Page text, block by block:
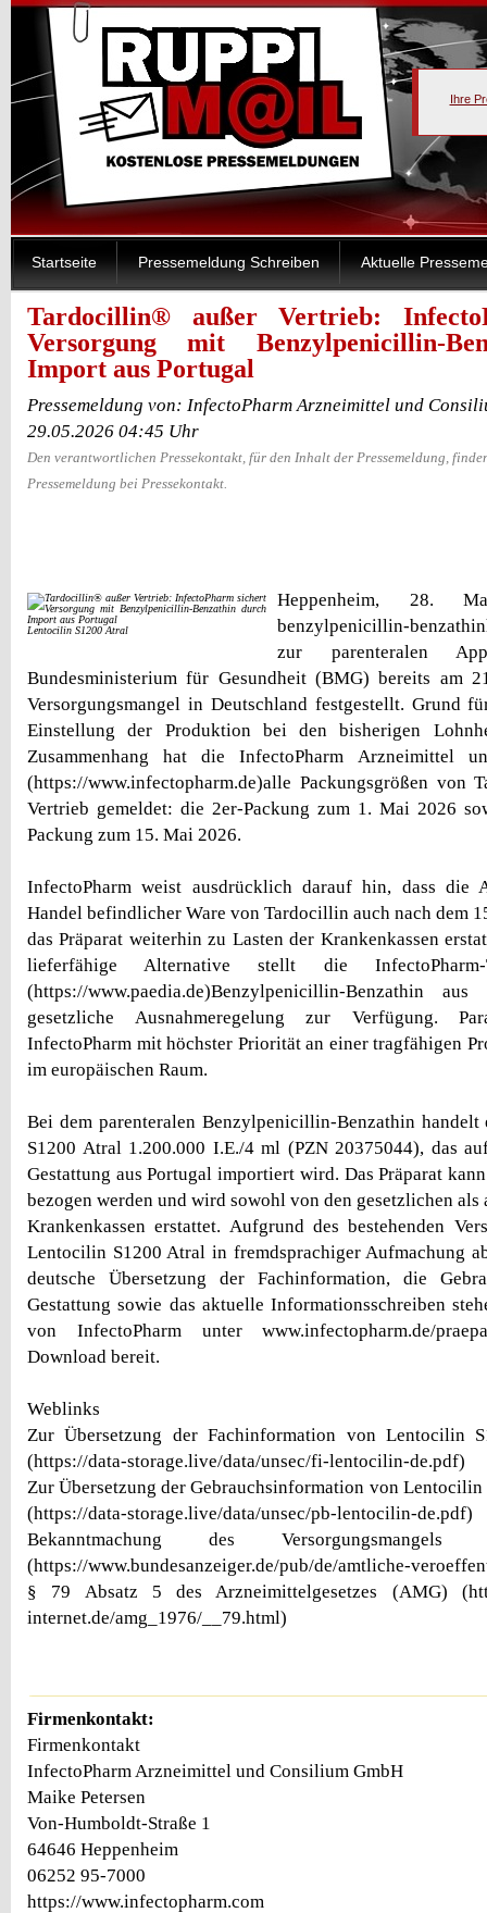
Ihre
Startseite Pressemeldung Schreiben Aktuelle
Tardocillin® außer Vertrieb:
Versorgung mit Benzylpenicillin-
Import aus Portugal
Pressemeldung von: InfectoPharm Arzneimittel und
29.05.2026 04:45 Uhr
Den verantwortlichen Pressekontakt, für den Inhalt der Pressemeldung,
Pressemeldung bei Pressekontakt.
Lentocilin S1200 Atral
Heppenheim, 28.
benzylpenicillin-
zur parenteralen
Bundesministerium für Gesundheit (BMG) bereits am
Versorgungsmangel in Deutschland festgestellt. Grund
Einstellung der Produktion bei den bisherigen
Zusammenhang hat die InfectoPharm Arzneimittel
(https://www.infectopharm.de)alle Packungsgrößen von
Vertrieb gemeldet: die 2er-Packung zum 1. Mai 2026
Packung zum 15. Mai 2026.
InfectoPharm weist ausdrücklich darauf hin, dass die
Handel befindlicher Ware von Tardocillin auch nach dem
das Präparat weiterhin zu Lasten der Krankenkassen
lieferfähige Alternative stellt die InfectoPharm-
(https://www.paedia.de)Benzylpenicillin-Benzathin
gesetzliche Ausnahmeregelung zur Verfügung.
InfectoPharm mit höchster Priorität an einer tragfähigen
im europäischen Raum.
Bei dem parenteralen Benzylpenicillin-Benzathin
S1200 Atral 1.200.000 I.E./4 ml (PZN 20375044), das
Gestattung aus Portugal importiert wird. Das Präparat
bezogen werden und wird sowohl von den gesetzlichen
Krankenkassen erstattet. Aufgrund des bestehenden
Lentocilin S1200 Atral in fremdsprachiger Aufmachung
deutsche Übersetzung der Fachinformation, die
Gestattung sowie das aktuelle Informationsschreiben
von InfectoPharm unter www.infectopharm.de/
Download bereit.
Weblinks
Zur Übersetzung der Fachinformation von Lentocilin
(https://data-storage.live/data/unsec/fi-lentocilin-de.pdf)
Zur Übersetzung der Gebrauchsinformation von
(https://data-storage.live/data/unsec/pb-lentocilin-de.pdf)
Bekanntmachung des
(https://www.bundesanzeiger.de/pub/de/amtliche-
§ 79 Absatz 5 des Arzneimittelgesetzes (AMG)
internet.de/amg_1976/__79.html)
Firmenkontakt:
Firmenkontakt
InfectoPharm Arzneimittel und Consilium GmbH
Maike Petersen
Von-Humboldt-Straße 1
64646 Heppenheim
06252 95-7000
https://www.infectopharm.com